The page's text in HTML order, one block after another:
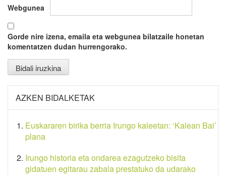
Webgunea
Gorde nire izena, emaila eta webgunea bilatzaile honetan
komentatzen dudan hurrengorako.
AZKEN BIDALKETAK
Euskararen birika berria Irungo kaleetan: ‘Kalean Bai’
plana
Irungo historia eta ondarea ezagutzeko bisita
gidatuen egitarau zabala prestatuko da udarako